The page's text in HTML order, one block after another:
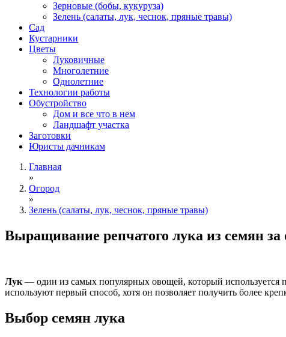
Зерновые (бобы, кукуруза)
Зелень (салаты, лук, чеснок, пряные травы)
Сад
Кустарники
Цветы
Луковичные
Многолетние
Однолетние
Технологии работы
Обустройство
Дом и все что в нем
Ландшафт участка
Заготовки
Юристы дачникам
Главная
»
Огород
»
Зелень (салаты, лук, чеснок, пряные травы)
Выращивание репчатого лука из семян за
Лук — один из самых популярных овощей, который используется
используют первый способ, хотя он позволяет получить более
Выбор семян лука